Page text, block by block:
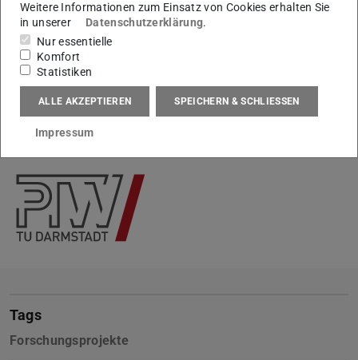
Ihr Kontakt am PTW
Viktor Berchtenbreiter M. Sc.
Tags
Forschungsprojekte
Weitere Informationen zum Einsatz von Cookies erhalten Sie
in unserer
Datenschutzerklärung.
Nur essentielle
Komfort
Statistiken
ALLE AKZEPTIEREN SPEICHERN & SCHLIESSEN
Impressum